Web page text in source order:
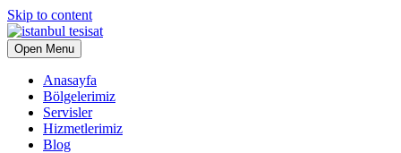
Skip to content
Open Menu
Anasayfa
Bölgelerimiz
Servisler
Hizmetlerimiz
Blog